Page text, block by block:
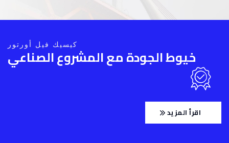
كيسيك فيل أورتور
خيوط الجودة مع المشروع الصناعي
اقرأ المزيد